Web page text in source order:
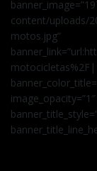
content/uploads/
motos.jpg”